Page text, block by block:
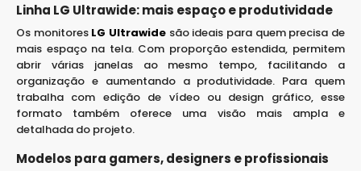
Linha LG Ultrawide: mais espaço e produtividade
Os monitores LG Ultrawide são ideais para quem precisa de
mais espaço na tela. Com proporção estendida, permitem
abrir várias janelas ao mesmo tempo, facilitando a
organização e aumentando a produtividade. Para quem
trabalha com edição de vídeo ou design gráfico, esse
formato também oferece uma visão mais ampla e
detalhada do projeto.
Modelos para gamers, designers e profissionais